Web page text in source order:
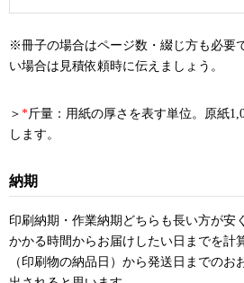
※冊子の場合はページ数・綴じ方も必要
い場合は見積依頼時に伝えましょう。
＞ *斤量：用紙の厚さを表す単位。原紙
します。
納期
印刷納期・作業納期どちらも長い方が安
かかる時間からお届けしたい日までを計
（印刷物の納品日）から発送日までの